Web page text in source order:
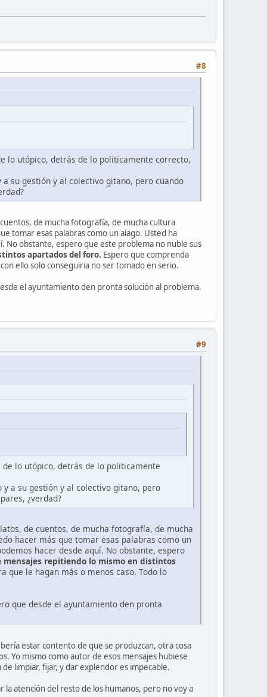
#8
lo utópico, detrás de lo politicamente correcto,
su gestión y al colectivo gitano, pero cuando
de mucha fotografía, de mucha cultura
tomar esas palabras como un alago. Usted ha
No obstante, espero que este problema no nuble sus
apartados del foro. Espero que comprenda
ello solo conseguiria no ser tomado en serio.
el ayuntamiento den pronta solución al problema.
#9
lo utópico, detrás de lo politicamente
a su gestión y al colectivo gitano, pero
¿verdad?
de cuentos, de mucha fotografía, de mucha
hacer más que tomar esas palabras como un
hacer desde aquí. No obstante, espero
repitiendo lo mismo en distintos
que le hagan más o menos caso. Todo lo
que desde el ayuntamiento den pronta
estar contento de que se produzcan, otra cosa
Yo mismo como autor de esos mensajes hubiese
limpiar, fijar, y dar explendor es impecable.
la atención del resto de los humanos, pero no voy a